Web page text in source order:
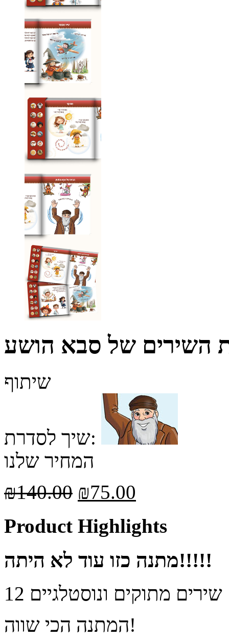
השירים של סבא הושע
שיתוף
שיך לסדרת:
המחיר שלנו
₪140.00 ₪75.00
Product Highlights
מתנה כזו עוד לא היתה!!!!!
12 שירים מתוקים ונוסטלגיים
המתנה הכי שווה!